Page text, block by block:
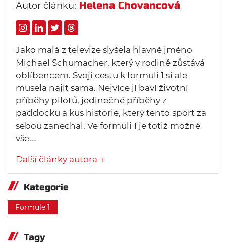
Autor článku: Helena Chovancová
Jako malá z televize slyšela hlavně jméno
Michael Schumacher, který v rodině zůstává
oblíbencem. Svoji cestu k formuli 1 si ale
musela najít sama. Nejvíce jí baví životní
příběhy pilotů, jedinečné příběhy z
paddocku a kus historie, který tento sport za
sebou zanechal. Ve formuli 1 je totiž možné
vše.…
Další články autora →
Kategorie
Formule 1
Tagy